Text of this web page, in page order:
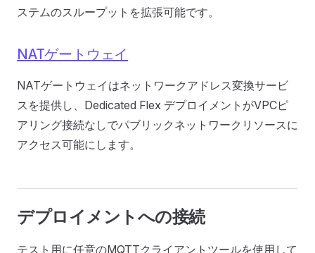
ステムのスループットを拡張可能です。
NATゲートウェイ
NATゲートウェイはネットワークアドレス変換サービ
スを提供し、Dedicated Flex デプロイメントがVPCピ
アリング接続なしでパブリックネットワークリソースに
アクセス可能にします。
デプロイメントへの接続
テスト用に任意のMQTTクライアントツールを使用して